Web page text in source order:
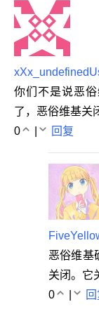
你们不是说恶
了，恶俗维基关
0
回复
恶俗维基
关闭。它
0